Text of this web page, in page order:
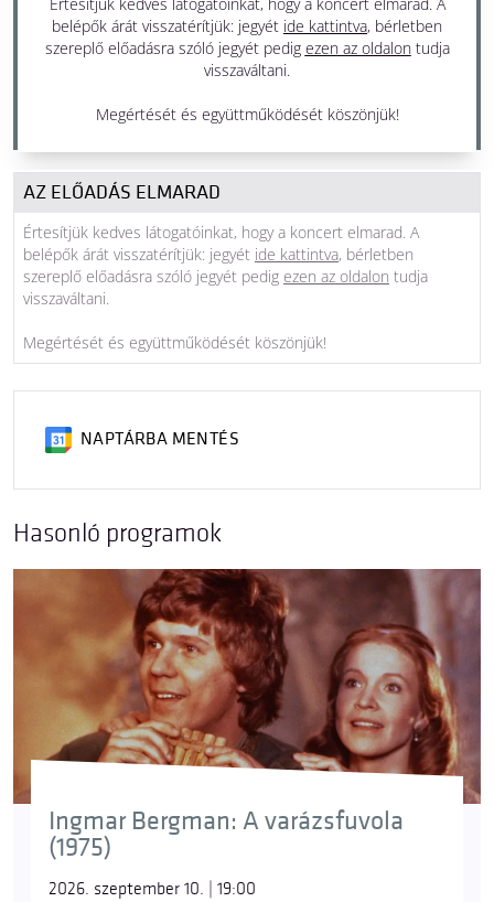
belépők árát visszatérítjük: jegyét ide kattintva, bérletben
szereplő előadásra szóló jegyét pedig ezen az oldalontudja
visszaváltani.
Megértését és együttműködését köszönjük!
19:30 - 22:00
Bartók Béla Nemzeti Hangversenyterem
AZ ELŐADÁS ELMARAD
Értesítjük kedves látogatóinkat, hogy a koncert elmarad. A
belépők árát visszatérítjük: jegyét ide kattintva, bérletben
szereplő előadásra szóló jegyét pedig ezen az oldalon tudja
visszaváltani.
Megértését és együttműködését köszönjük!
NAPTÁRBA MENTÉS
Hasonló programok
Ingmar Bergman: A varázsfuvola
(1975)
2026. szeptember 10. | 19:00